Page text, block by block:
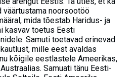
väärtustama noorsootöö
mida tõestab Haridus- ja
kasvav toetus Eesti
Samuti toetavad erinevad
mille eest avaldas
kõigile eestlastele Ameerikas,
Samuati tänu Eesti-